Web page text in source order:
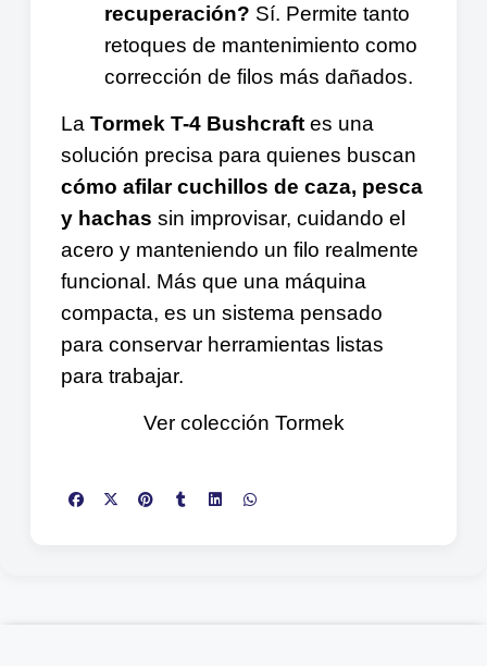
recuperación? Sí. Permite tanto
retoques de mantenimiento como
corrección de filos más dañados.
La Tormek T-4 Bushcraft es una
solución precisa para quienes buscan
cómo afilar cuchillos de caza, pesca
y hachas sin improvisar, cuidando el
acero y manteniendo un filo realmente
funcional. Más que una máquina
compacta, es un sistema pensado
para conservar herramientas listas
para trabajar.
Ver colección Tormek